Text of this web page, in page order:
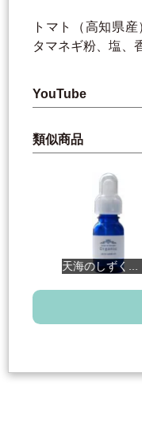
トマト（高知県
タマネギ粉、塩、
YouTube
類似商品
天海のしずく...